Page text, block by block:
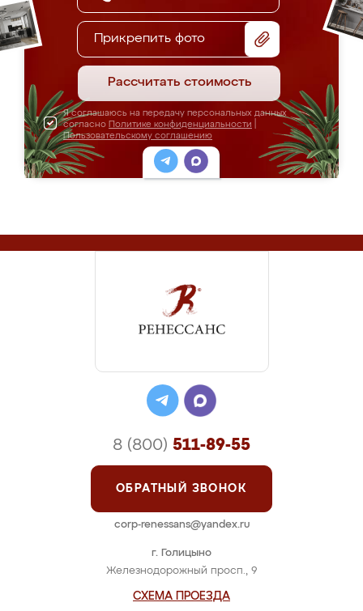
Прикрепить фото
Рассчитать стоимость
Я соглашаюсь на передачу персональных данных
согласно Политике конфиденциальности
Пользовательскому соглашению
г. Голицыно
Железнодорожный просп., 9
СХЕМА ПРОЕЗДА
8 (800) 511-89-55
ОБРАТНЫЙ ЗВОНОК
corp-renessans@yandex.ru